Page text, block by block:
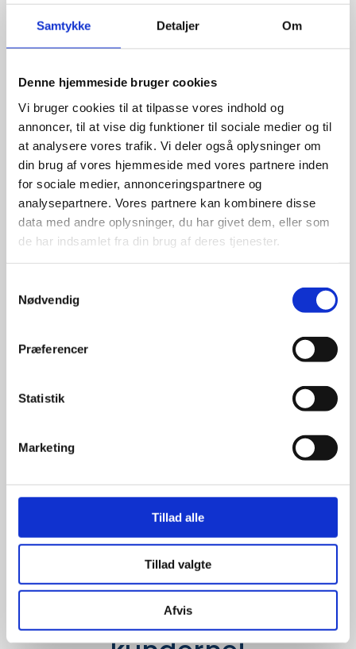
Samtykke Detaljer Om
Denne hjemmeside bruger cookies
Vi bruger cookies til at tilpasse vores indhold og
annoncer, til at vise dig funktioner til sociale medier og til
at analysere vores trafik. Vi deler også oplysninger om
din brug af vores hjemmeside med vores partnere inden
for sociale medier, annonceringspartnere og
analysepartnere. Vores partnere kan kombinere disse
data med andre oplysninger, du har givet dem, eller som
de har indsamlet fra din brug af deres tjenester.
Nødvendig
Præferencer
Statistik
Marketing
Tillad alle
Tillad valgte
Afvis
leverandører
giver større
udvalg
For at sikre høj kvalitet og stor
leveringssikkerhed samarbejder vi
med de største og mest
anerkendte leverandører inden for
promotion.
så finder vi det helt rigtige produkt
Det siger